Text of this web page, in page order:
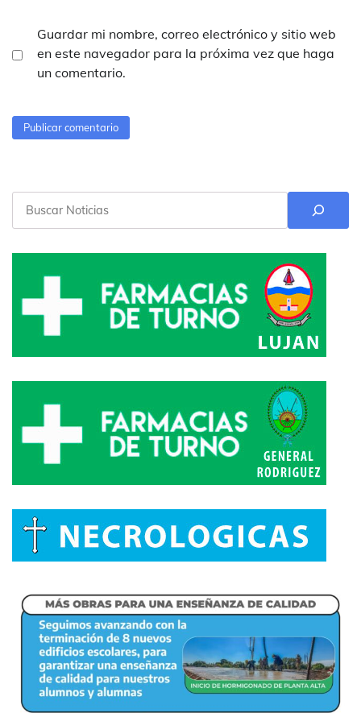
Guardar mi nombre, correo electrónico y sitio web
en este navegador para la próxima vez que haga
un comentario.